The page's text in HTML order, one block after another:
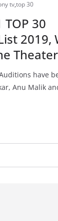
tv,top 30
30
2019,
have
Anu Malik